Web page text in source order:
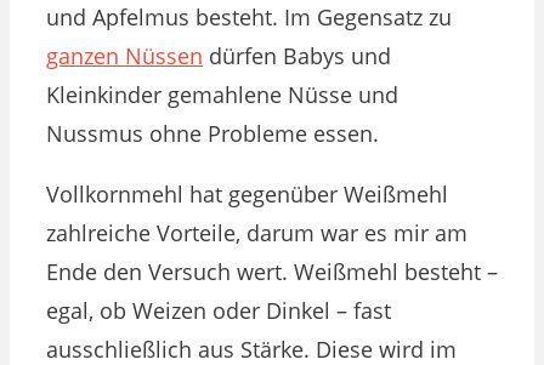
und Apfelmus besteht. Im Gegensatz zu
ganzen Nüssen dürfen Babys und
Kleinkinder gemahlene Nüsse und
Nussmus ohne Probleme essen.
Vollkornmehl hat gegenüber Weißmehl
zahlreiche Vorteile, darum war es mir am
Ende den Versuch wert. Weißmehl besteht –
egal, ob Weizen oder Dinkel – fast
ausschließlich aus Stärke. Diese wird im